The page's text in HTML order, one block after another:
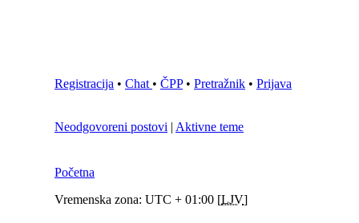
Registracija • Chat • ČPP• Pretražnik • Prijava
Neodgovoreni postovi | Aktivne teme
Početna
Vremenska zona: UTC + 01:00 [LJV]